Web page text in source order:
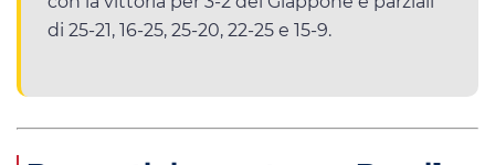
di 25-21, 16-25, 25-20, 22-25 e 15-9.